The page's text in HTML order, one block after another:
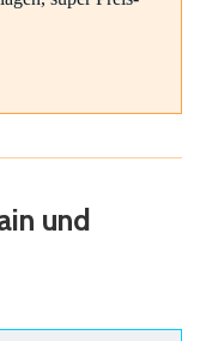
und